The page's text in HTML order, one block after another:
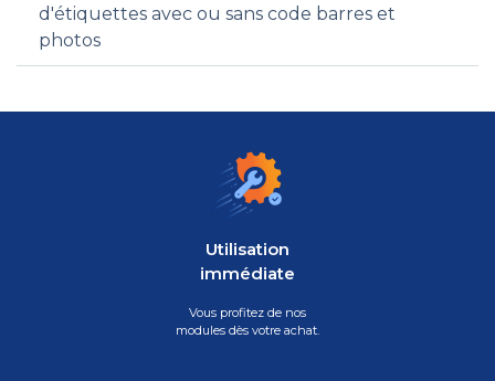
d'étiquettes avec ou sans code barres et
photos
Utilisation
immédiate
Vous profitez de nos
modules dès votre achat.